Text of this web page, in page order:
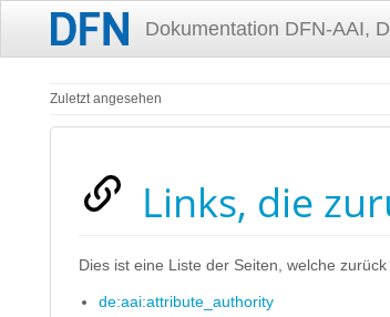
Dokumentation DFN-AAI,
Zuletzt angesehen
Links, die
Dies ist eine Liste der Seiten, welche
de:aai:attribute_authority